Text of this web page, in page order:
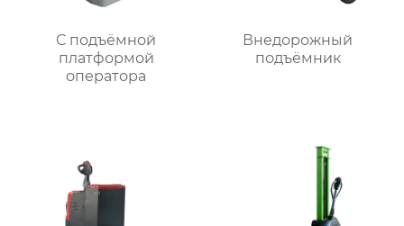
С подъёмной
платформой
оператора
Внедорожный
подъёмник